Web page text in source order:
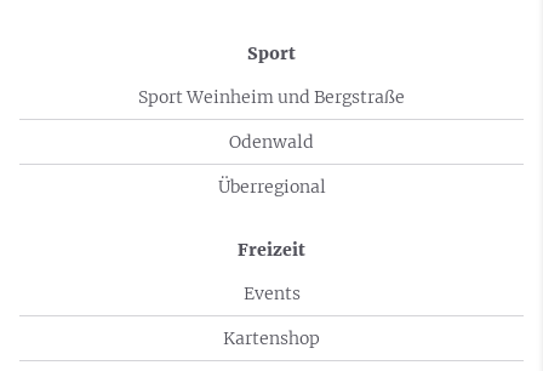
Sport
Sport Weinheim und Bergstraße
Odenwald
Überregional
Freizeit
Events
Kartenshop